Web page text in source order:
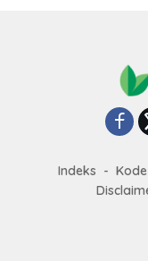
Indeks